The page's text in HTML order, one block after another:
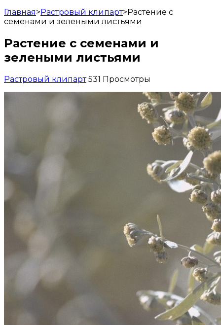
Главная>Растровый клипарт>Растение с
семенами и зелеными листьями
Растение с семенами и
зелеными листьями
Растровый клипарт 531 Просмотры